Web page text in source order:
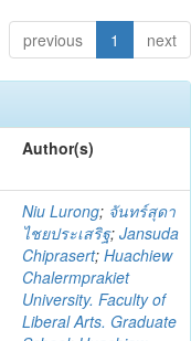
previous 1 next
Author(s)
Niu Lurong; จันทร์สุดา
ไชยประเสริฐ; Jansuda
Chiprasert; Huachiew
Chalermprakiet
University. Faculty of
Liberal Arts. Graduate